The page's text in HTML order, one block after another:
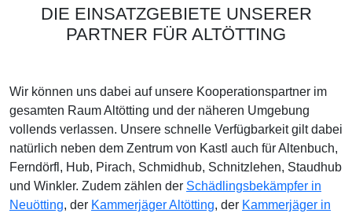
DIE EINSATZGEBIETE UNSERER
PARTNER FÜR ALTÖTTING
Wir können uns dabei auf unsere Kooperationspartner im
gesamten Raum Altötting und der näheren Umgebung
vollends verlassen. Unsere schnelle Verfügbarkeit gilt dabei
natürlich neben dem Zentrum von Kastl auch für Altenbuch,
Ferndörfl, Hub, Pirach, Schmidhub, Schnitzlehen, Staudhub
und Winkler. Zudem zählen der Schädlingsbekämpfer in
Neuötting, der Kammerjäger Altötting, der Kammerjäger in